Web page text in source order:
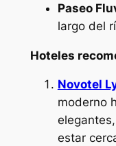
Paseo
largo del
Hoteles
Novotel
moderno
estar